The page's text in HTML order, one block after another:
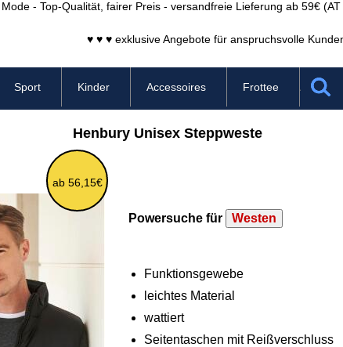
- Top-Qualität, fairer Preis - versandfreie Lieferung ab 59€
♥ ♥ ♥ exklusive Angebote für anspruchsvolle
Sport Kinder Accessoires Frottee
Henbury Unisex Steppweste
ab 56,15€
Powersuche für Westen
Funktionsgewebe
leichtes Material
wattiert
Seitentaschen mit Reißverschluss